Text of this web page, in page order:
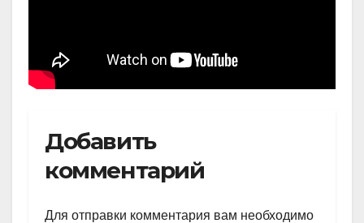
Добавить
комментарий
Для отправки комментария вам необходимо